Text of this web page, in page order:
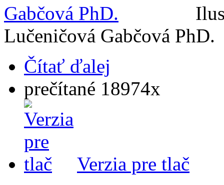
Lučeničová Gabčová PhD.
Čítať ďalej
prečítané 18974x
Verzia pre tlač